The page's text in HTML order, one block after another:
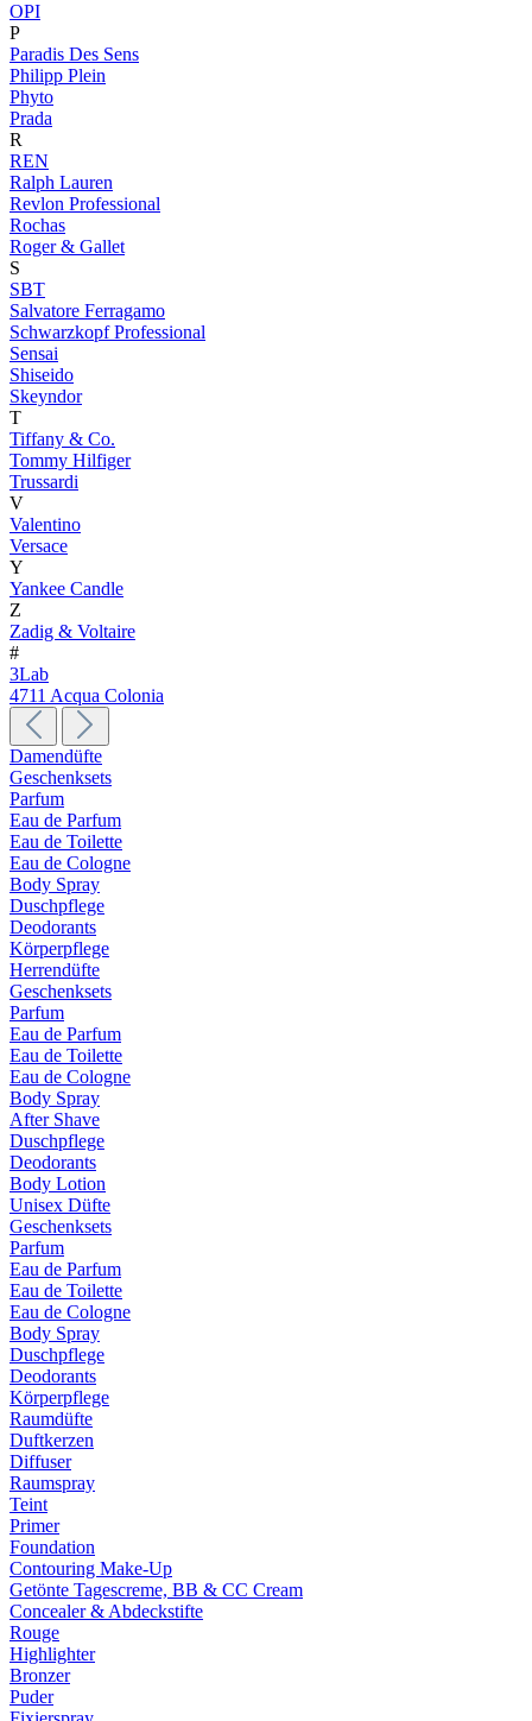
OPI
P
Paradis Des Sens
Philipp Plein
Phyto
Prada
R
REN
Ralph Lauren
Revlon Professional
Rochas
Roger & Gallet
S
SBT
Salvatore Ferragamo
Schwarzkopf Professional
Sensai
Shiseido
Skeyndor
T
Tiffany & Co.
Tommy Hilfiger
Trussardi
V
Valentino
Versace
Y
Yankee Candle
Z
Zadig & Voltaire
#
3Lab
4711 Acqua Colonia
Damendüfte
Geschenksets
Parfum
Eau de Parfum
Eau de Toilette
Eau de Cologne
Body Spray
Duschpflege
Deodorants
Körperpflege
Herrendüfte
Geschenksets
Parfum
Eau de Parfum
Eau de Toilette
Eau de Cologne
Body Spray
After Shave
Duschpflege
Deodorants
Body Lotion
Unisex Düfte
Geschenksets
Parfum
Eau de Parfum
Eau de Toilette
Eau de Cologne
Body Spray
Duschpflege
Deodorants
Körperpflege
Raumdüfte
Duftkerzen
Diffuser
Raumspray
Teint
Primer
Foundation
Contouring Make-Up
Getönte Tagescreme, BB & CC Cream
Concealer & Abdeckstifte
Rouge
Highlighter
Bronzer
Puder